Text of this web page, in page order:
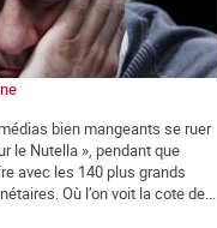
bien mangeants se ruer
le Nutella », pendant que
avec les 140 plus grands
Où l’on voit la cote de...